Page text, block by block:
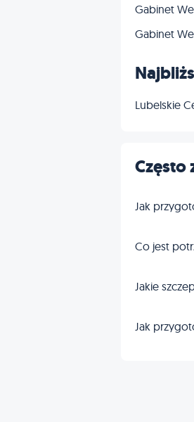
Gabinet
Gabinet
Lubelskie
Często
Jak
Co jest
Jakie
Jak